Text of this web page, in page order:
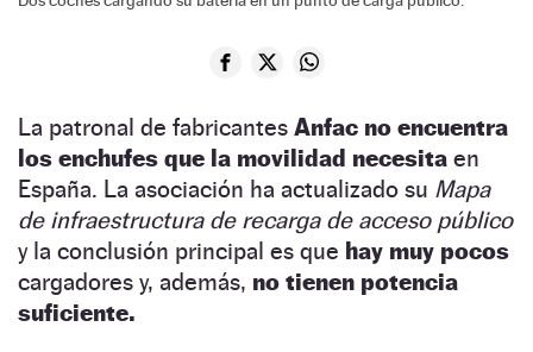
La patronal de fabricantes Anfac no encuentra
los enchufes que la movilidad necesita en
España. La asociación ha actualizado su Mapa
de infraestructura de recarga de acceso público
y la conclusión principal es que hay muy pocos
cargadores y, además, no tienen potencia
suficiente.